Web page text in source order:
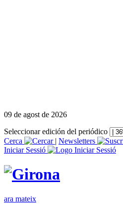
09 de agost de 2026
Seleccionar edición del periódico
Cerca
| Newsletters
Iniciar Sessió
ara mateix